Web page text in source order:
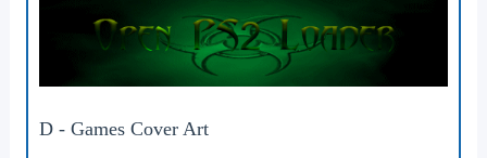
D - Games Cover Art